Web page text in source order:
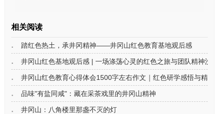
相关阅读
踏红色热土，承井冈精神——井冈山红色教育基地观后感
井冈山红色基地观后感 | 一场涤荡心灵的红色之旅与团队精神洗礼
井冈山红色教育心得体会1500字左右作文｜红色研学感悟与精神
品味"有盐同咸"：藏在采茶戏里的井冈山精神
井冈山：八角楼里那盏不灭的灯